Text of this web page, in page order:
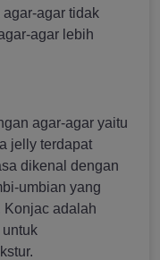
agar tidak
agar lebih
agar-agar yaitu
jelly terdapat
dikenal dengan
umbian yang
Konjac adalah